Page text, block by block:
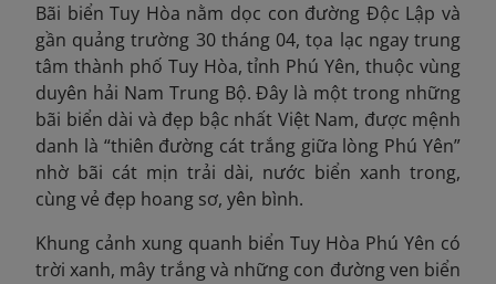
Bãi biển Tuy Hòa nằm dọc con đường Độc Lập và
gần quảng trường 30 tháng 04, tọa lạc ngay trung
tâm thành phố Tuy Hòa, tỉnh Phú Yên, thuộc vùng
duyên hải Nam Trung Bộ. Đây là một trong những
bãi biển dài và đẹp bậc nhất Việt Nam, được mệnh
danh là “thiên đường cát trắng giữa lòng Phú Yên”
nhờ bãi cát mịn trải dài, nước biển xanh trong,
cùng vẻ đẹp hoang sơ, yên bình.
Khung cảnh xung quanh biển Tuy Hòa Phú Yên có
trời xanh, mây trắng và những con đường ven biển